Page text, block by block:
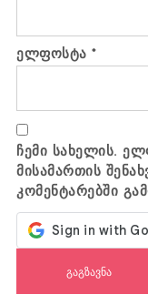
ელფოსტა*
ჩემი სახელის.
მისამართის
კომენტარებში